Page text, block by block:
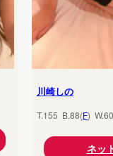
川崎しの
T.155 B.88(F)
ネッ